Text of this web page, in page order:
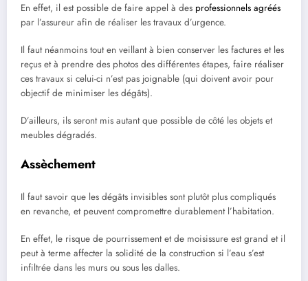
En effet, il est possible de faire appel à des professionnels agréés
par l’assureur afin de réaliser les travaux d’urgence.
Il faut néanmoins tout en veillant à bien conserver les factures et les
reçus et à prendre des photos des différentes étapes, faire réaliser
ces travaux si celui-ci n’est pas joignable (qui doivent avoir pour
objectif de minimiser les dégâts).
D’ailleurs, ils seront mis autant que possible de côté les objets et
meubles dégradés.
Assèchement
Il faut savoir que les dégâts invisibles sont plutôt plus compliqués
en revanche, et peuvent compromettre durablement l’habitation.
En effet, le risque de pourrissement et de moisissure est grand et il
peut à terme affecter la solidité de la construction si l’eau s’est
infiltrée dans les murs ou sous les dalles.